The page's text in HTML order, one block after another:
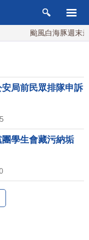
颱風白海豚週末最
局前民眾排隊申訴
學生會藏污納垢